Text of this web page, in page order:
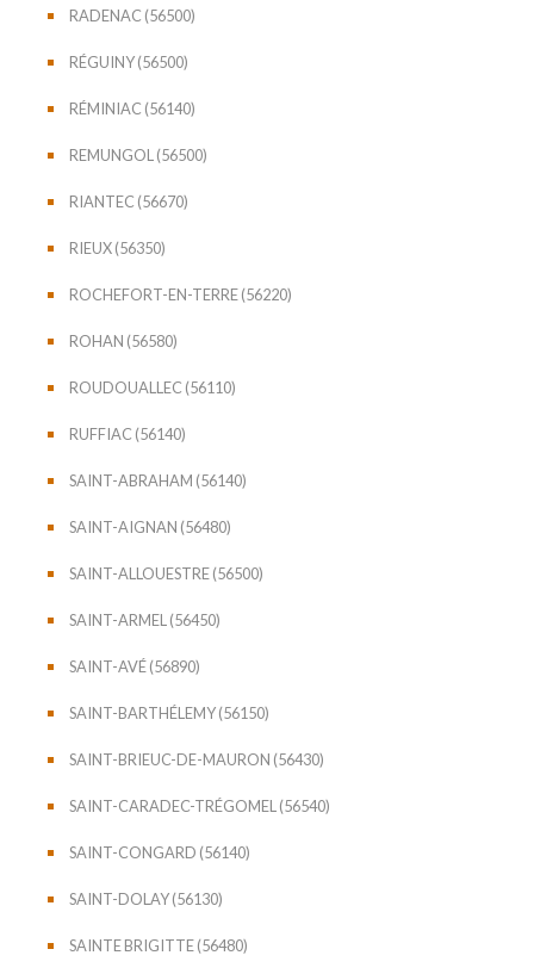
RADENAC (56500)
RÉGUINY (56500)
RÉMINIAC (56140)
REMUNGOL (56500)
RIANTEC (56670)
RIEUX (56350)
ROCHEFORT-EN-TERRE (56220)
ROHAN (56580)
ROUDOUALLEC (56110)
RUFFIAC (56140)
SAINT-ABRAHAM (56140)
SAINT-AIGNAN (56480)
SAINT-ALLOUESTRE (56500)
SAINT-ARMEL (56450)
SAINT-AVÉ (56890)
SAINT-BARTHÉLEMY (56150)
SAINT-BRIEUC-DE-MAURON (56430)
SAINT-CARADEC-TRÉGOMEL (56540)
SAINT-CONGARD (56140)
SAINT-DOLAY (56130)
SAINTE BRIGITTE (56480)